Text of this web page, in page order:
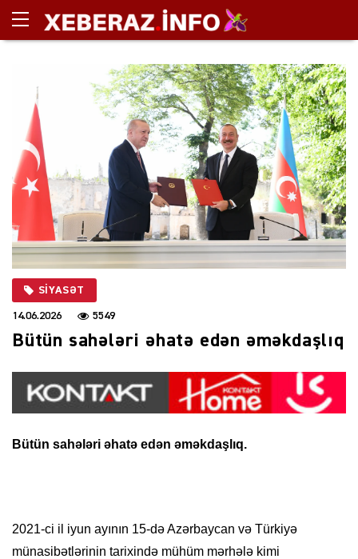
SIYASƏT
14.06.2026 5549
Bütün sahələri əhatə edən əməkdaşlıq
Bütün sahələri əhatə edən əməkdaşlıq.
2021-ci il iyun ayının 15-də Azərbaycan və Türkiyə
münasibətlərinin tarixində mühüm mərhələ kimi